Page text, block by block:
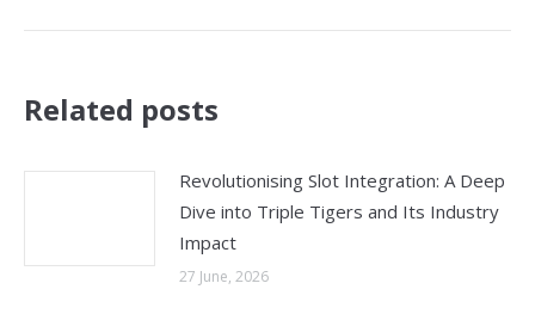
Related posts
Revolutionising Slot Integration: A Deep
Dive into Triple Tigers and Its Industry
Impact
27 June, 2026